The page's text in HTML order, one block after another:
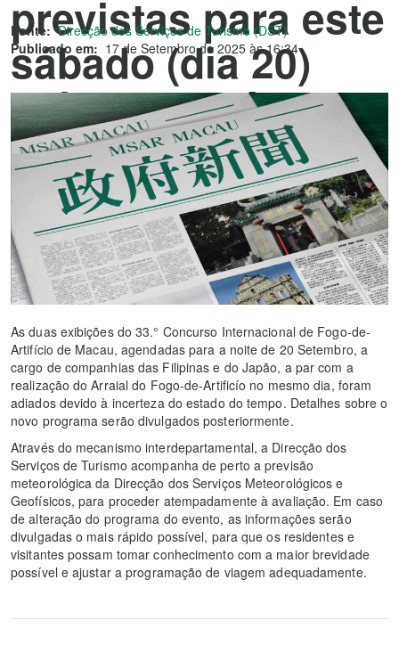
previstas para este
sábado (dia 20)
adiadas devido ao
tempo
Fonte: Direcção dos Serviços de Turismo (DST)
Publicado em: 17 de Setembro de 2025 às 16:34
As duas exibições do 33.° Concurso Internacional de Fogo-de-
Artifício de Macau, agendadas para a noite de 20 Setembro, a
cargo de companhias das Filipinas e do Japão, a par com a
realização do Arraial do Fogo-de-Artificío no mesmo dia, foram
adiados devido à incerteza do estado do tempo. Detalhes sobre o
novo programa serão divulgados posteriormente.
Através do mecanismo interdepartamental, a Direcção dos
Serviços de Turismo acompanha de perto a previsão
meteorológica da Direcção dos Serviços Meteorológicos e
Geofísicos, para proceder atempadamente à avaliação. Em caso
de alteração do programa do evento, as informações serão
divulgadas o mais rápido possível, para que os residentes e
visitantes possam tomar conhecimento com a maior brevidade
possível e ajustar a programação de viagem adequadamente.